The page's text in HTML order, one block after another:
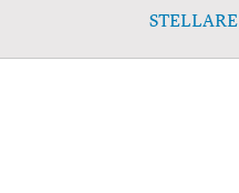
STELLARE